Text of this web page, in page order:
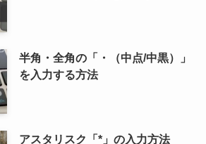
半角・全角の「・（中点/中黒）」
を入力する方法
アスタリスク「*」の入力方法